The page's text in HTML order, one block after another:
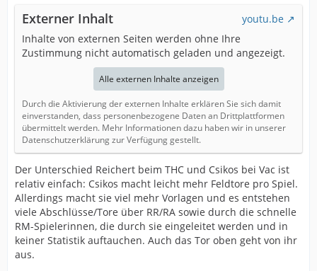
Externer Inhalt
youtu.be
Inhalte von externen Seiten werden ohne Ihre
Zustimmung nicht automatisch geladen und angezeigt.
Alle externen Inhalte anzeigen
Durch die Aktivierung der externen Inhalte erklären Sie sich damit
einverstanden, dass personenbezogene Daten an Drittplattformen
übermittelt werden. Mehr Informationen dazu haben wir in unserer
Datenschutzerklärung zur Verfügung gestellt.
Der Unterschied Reichert beim THC und Csikos bei Vac ist
relativ einfach: Csikos macht leicht mehr Feldtore pro Spiel.
Allerdings macht sie viel mehr Vorlagen und es entstehen
viele Abschlüsse/Tore über RR/RA sowie durch die schnelle
RM-Spielerinnen, die durch sie eingeleitet werden und in
keiner Statistik auftauchen. Auch das Tor oben geht von ihr
aus.